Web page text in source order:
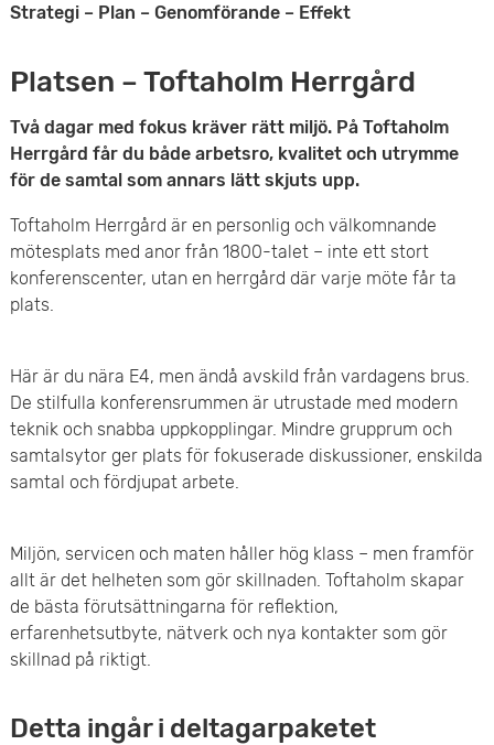
Strategi – Plan – Genomförande – Effekt
Platsen – Toftaholm Herrgård
Två dagar med fokus kräver rätt miljö. På Toftaholm
Herrgård får du både arbetsro, kvalitet och utrymme
för de samtal som annars lätt skjuts upp.
Toftaholm Herrgård är en personlig och välkomnande
mötesplats med anor från 1800-talet – inte ett stort
konferenscenter, utan en herrgård där varje möte får ta
plats.
Här är du nära E4, men ändå avskild från vardagens brus.
De stilfulla konferensrummen är utrustade med modern
teknik och snabba uppkopplingar. Mindre grupprum och
samtalsytor ger plats för fokuserade diskussioner, enskilda
samtal och fördjupat arbete.
Miljön, servicen och maten håller hög klass – men framför
allt är det helheten som gör skillnaden. Toftaholm skapar
de bästa förutsättningarna för reflektion,
erfarenhetsutbyte, nätverk och nya kontakter som gör
skillnad på riktigt.
Detta ingår i deltagarpaketet